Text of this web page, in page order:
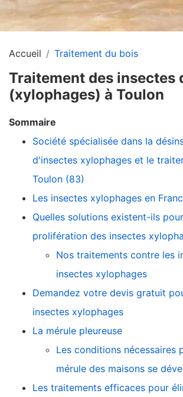
Accueil Traitement du bois
Traitement des insectes
(xylophages) à Toulon
Sommaire
Société spécialisée dans la
d'insectes xylophages et le
Toulon (83)
Les insectes xylophages en
Quelles solutions existent-ils
prolifération des insectes
Nos traitements contre les
insectes xylophages
Demandez votre devis gratuit
insectes xylophages
La mérule pleureuse
Les conditions nécessaires
mérule des maisons se
Les traitements efficaces pour